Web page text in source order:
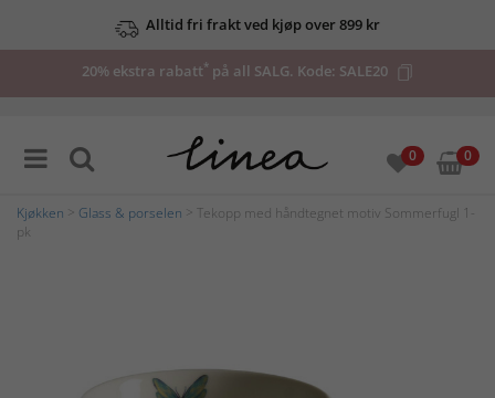
Alltid fri frakt ved kjøp over 899 kr
20% ekstra rabatt* på all SALG. Kode: SALE20
0 0
Kjøkken Glass & porselen > Tekopp med håndtegnet motiv Sommerfugl 1-
pk